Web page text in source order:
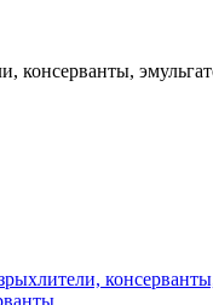
консерванты,